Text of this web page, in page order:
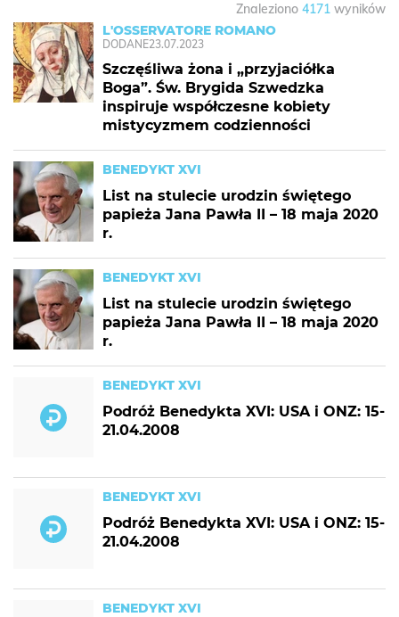
Znaleziono 4171 wyników
L'OSSERVATORE ROMANO
DODANE23.07.2023
Szczęśliwa żona i „przyjaciółka
Boga”. Św. Brygida Szwedzka
inspiruje współczesne kobiety
mistycyzmem codzienności
BENEDYKT XVI
List na stulecie urodzin świętego
papieża Jana Pawła II – 18 maja 2020
r.
BENEDYKT XVI
List na stulecie urodzin świętego
papieża Jana Pawła II – 18 maja 2020
r.
BENEDYKT XVI
Podróż Benedykta XVI: USA i ONZ: 15-
21.04.2008
BENEDYKT XVI
Podróż Benedykta XVI: USA i ONZ: 15-
21.04.2008
BENEDYKT XVI